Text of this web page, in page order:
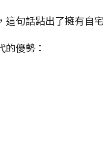
句話點出了擁有自
優勢：